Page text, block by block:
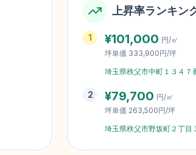
上昇率ランキン
1 ¥101,000 円/㎡
坪単価 333,900円/坪
埼玉県秩父市中町１３４７
2 ¥79,700 円/㎡
坪単価 263,500円/坪
埼玉県秩父市野坂町２丁目